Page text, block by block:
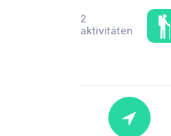
2
aktivitäten